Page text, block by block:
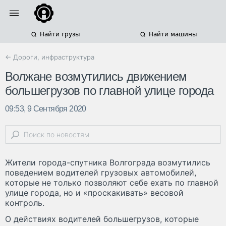
Найти грузы Найти машины
← Дороги, инфраструктура
Волжане возмутились движением
большегрузов по главной улице города
09:53, 9 Сентября 2020
Жители города-спутника Волгограда возмутились
поведением водителей грузовых автомобилей,
которые не только позволяют себе ехать по главной
улице города, но и «проскакивать» весовой
контроль.
О действиях водителей большегрузов, которые